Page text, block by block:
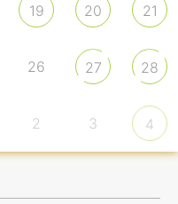
19 20 21
26 27 28
2 3 4